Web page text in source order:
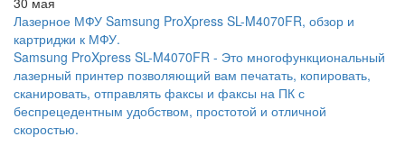
Лазерное МФУ Samsung ProXpress SL-M4070FR, обзор и
картриджи к МФУ.
Samsung ProXpress SL-M4070FR - Это многофункциональный
лазерный принтер позволяющий вам печатать, копировать,
сканировать, отправлять факсы и факсы на ПК с
беспрецедентным удобством, простотой и отличной
скоростью.